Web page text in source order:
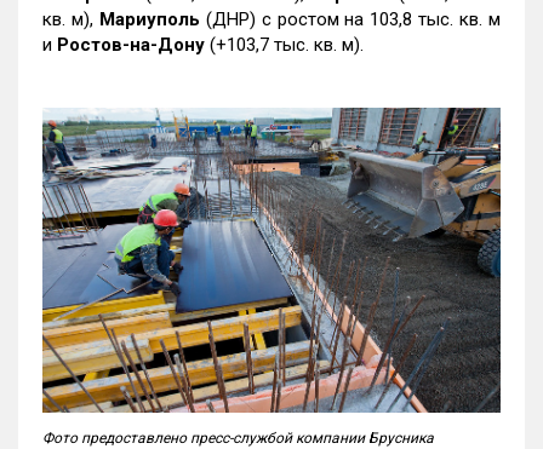
кв. м), Мариуполь (ДНР) с ростом на 103,8 тыс. кв. м
и Ростов-на-Дону (+103,7 тыс. кв. м).
Фото предоставлено пресс-службой компании Брусника